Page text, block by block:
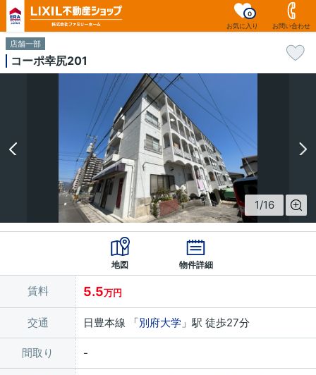
お気に入り
0
お問い合わせ
店舗一部
コーポ幸尻201
1/16
地図 物件詳細
賃料 5.5万円
交通 日豊本線 「別府大学 」駅 徒歩27分
間取り